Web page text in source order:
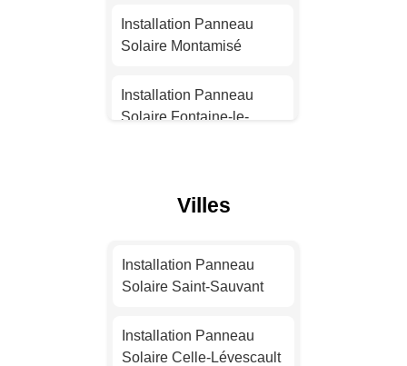
Solaire Nantes
Solaire Strasbourg
Installation Panneau
Installation Panneau
Installation Panneau
Installation Panneau
Solaire Montamisé
Installation Panneau
Solaire Fontaine-le-
Solaire Montmorillon
Installation Panneau
Solaire Migné-Auxances
Installation Panneau
Solaire Naintré
Villes
Installation Panneau
Solaire Saint-Sauvant
Installation Panneau
Solaire Celle-Lévescault